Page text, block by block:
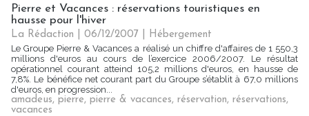
Pierre et Vacances : réservations touristiques en
hausse pour l'hiver
La Rédaction | 06/12/2007
Hébergement
Le Groupe Pierre & Vacances a réalisé un chiffre d'affaires de 1 550,3
millions d'euros au cours de l’exercice 2006/2007. Le résultat
opérationnel courant atteind 105,2 millions d'euros, en hausse de
7,8%. Le bénéfice net courant part du Groupe s’établit à 67,0 millions
d'euros, en progression...
amadeus, pierre, pierre & vacances, réservation, réservations,
vacances